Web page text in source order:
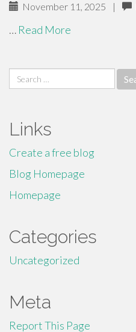
November 11, 2025 |
… Read More
Search
for:
Links
Create a free blog
Blog Homepage
Homepage
Categories
Uncategorized
Meta
Report This Page